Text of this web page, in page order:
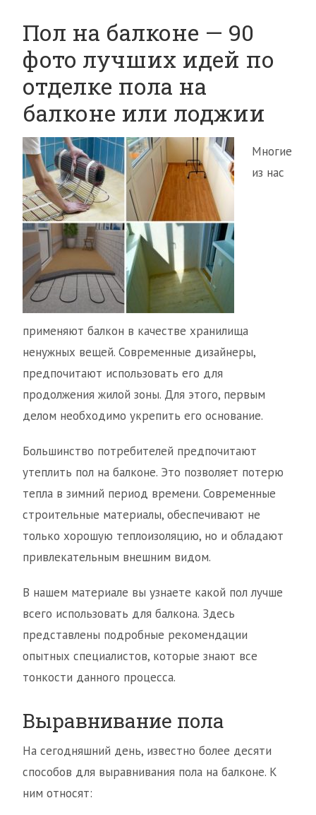
Пол на балконе — 90
фото лучших идей по
отделке пола на
балконе или лоджии
Многие
из нас
применяют балкон в качестве хранилища
ненужных вещей. Современные дизайнеры,
предпочитают использовать его для
продолжения жилой зоны. Для этого, первым
делом необходимо укрепить его основание.
Большинство потребителей предпочитают
утеплить пол на балконе. Это позволяет потерю
тепла в зимний период времени. Современные
строительные материалы, обеспечивают не
только хорошую теплоизоляцию, но и обладают
привлекательным внешним видом.
В нашем материале вы узнаете какой пол лучше
всего использовать для балкона. Здесь
представлены подробные рекомендации
опытных специалистов, которые знают все
тонкости данного процесса.
Выравнивание пола
На сегодняшний день, известно более десяти
способов для выравнивания пола на балконе. К
ним относят: